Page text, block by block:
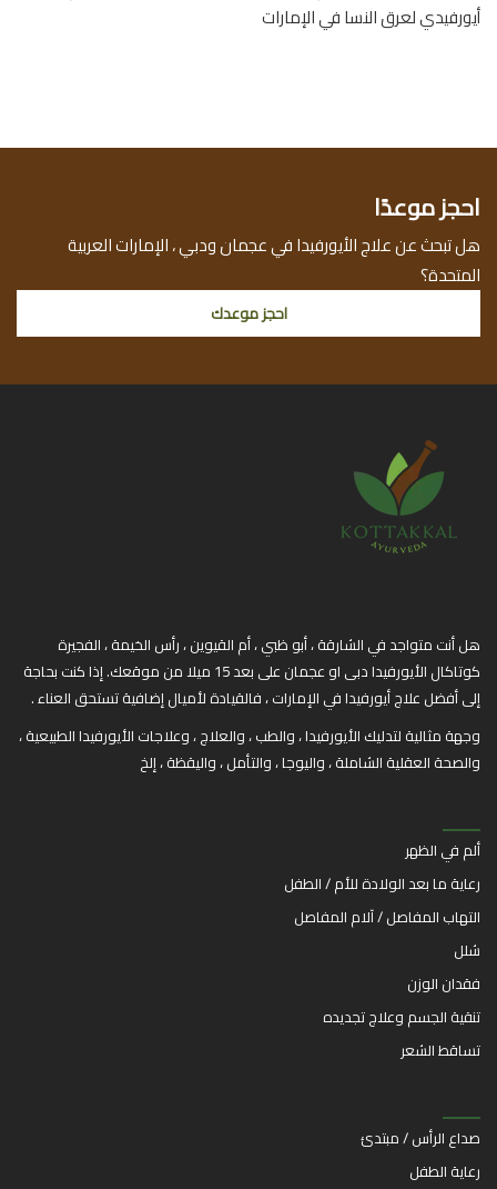
أيورفيدي لعرق النسا في الإمارات
احجز موعدًا
هل تبحث عن علاج الأيورفيدا في عجمان ودبي ، الإمارات العربية
المتحدة؟
احجز موعدك
هل أنت متواجد في الشارقة ، أبو ظبي ، أم القيوين ، رأس الخيمة ، الفجيرة
كوتاكال الأيورفيدا دبى او عجمان على بعد 15 ميلا من موقعك. إذا كنت بحاجة
إلى أفضل علاج أيورفيدا في الإمارات ، فالقيادة لأميال إضافية تستحق العناء .
وجهة مثالية لتدليك الأيورفيدا ، والطب ، والعلاج ، وعلاجات الأيورفيدا الطبيعية ،
والصحة العقلية الشاملة ، واليوجا ، والتأمل ، واليقظة ، إلخ
ألم في الظهر
رعاية ما بعد الولادة للأم / الطفل
التهاب المفاصل / آلام المفاصل
شلل
فقدان الوزن
تنقية الجسم وعلاج تجديده
تساقط الشعر
صداع الرأس / مبتدئ
رعاية الطفل